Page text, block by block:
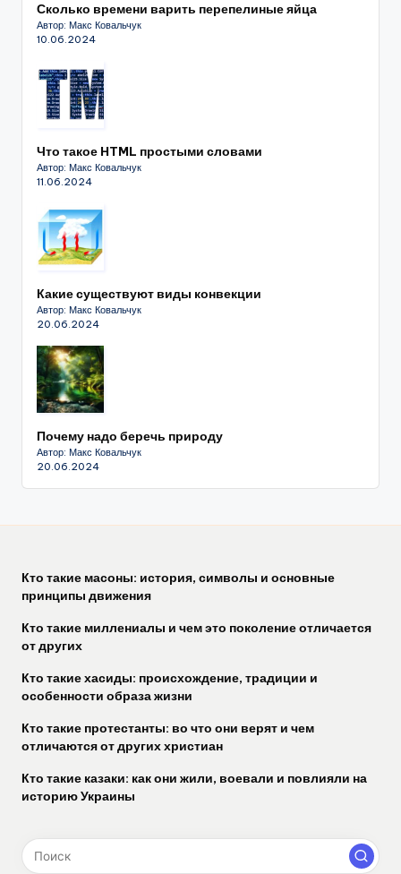
Сколько времени варить перепелиные яйца
Автор: Макс Ковальчук
10.06.2024
Что такое HTML простыми словами
Автор: Макс Ковальчук
11.06.2024
Какие существуют виды конвекции
Автор: Макс Ковальчук
20.06.2024
Почему надо беречь природу
Автор: Макс Ковальчук
20.06.2024
Кто такие масоны: история, символы и основные
принципы движения
Кто такие миллениалы и чем это поколение отличается
от других
Кто такие хасиды: происхождение, традиции и
особенности образа жизни
Кто такие протестанты: во что они верят и чем
отличаются от других христиан
Кто такие казаки: как они жили, воевали и повлияли на
историю Украины